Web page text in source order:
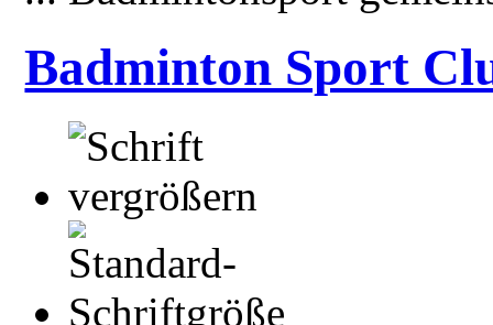
Badminton Sport